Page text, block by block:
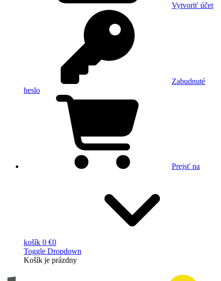
Vytvoriť účet
Zabudnuté
heslo
Prejsť na
košík 0 €0
Toggle Dropdown
Košík je prázdny